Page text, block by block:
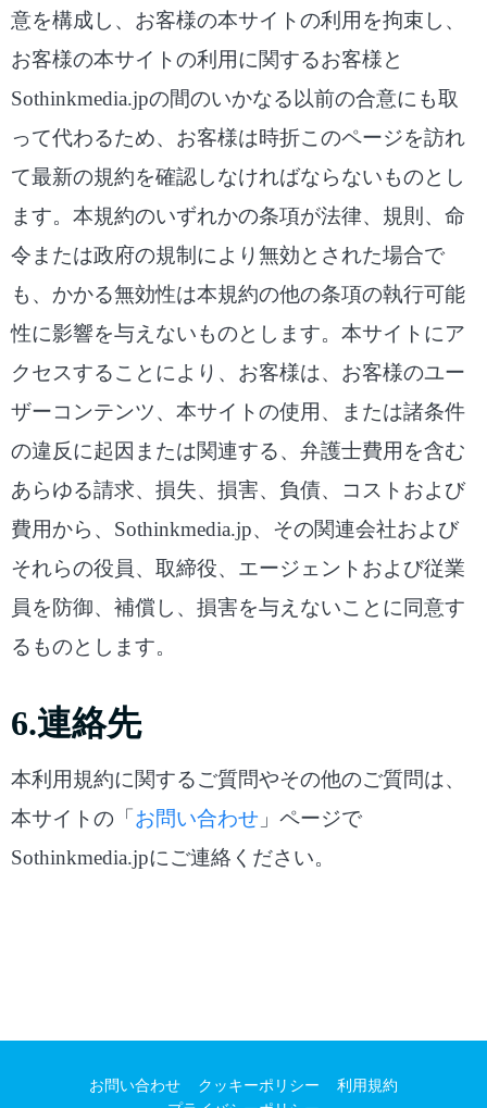
意を構成し、お客様の本サイトの利用を拘束し、
お客様の本サイトの利用に関するお客様と
Sothinkmedia.jpの間のいかなる以前の合意にも取
って代わるため、お客様は時折このページを訪れ
て最新の規約を確認しなければならないものとし
ます。本規約のいずれかの条項が法律、規則、命
令または政府の規制により無効とされた場合で
も、かかる無効性は本規約の他の条項の執行可能
性に影響を与えないものとします。本サイトにア
クセスすることにより、お客様は、お客様のユー
ザーコンテンツ、本サイトの使用、または諸条件
の違反に起因または関連する、弁護士費用を含む
あらゆる請求、損失、損害、負債、コストおよび
費用から、Sothinkmedia.jp、その関連会社および
それらの役員、取締役、エージェントおよび従業
員を防御、補償し、損害を与えないことに同意す
るものとします。
6.連絡先
本利用規約に関するご質問やその他のご質問は、
本サイトの「 お問い合わせ 」ページで
Sothinkmedia.jpにご連絡ください。
お問い合わせ クッキーポリシー
利用規約